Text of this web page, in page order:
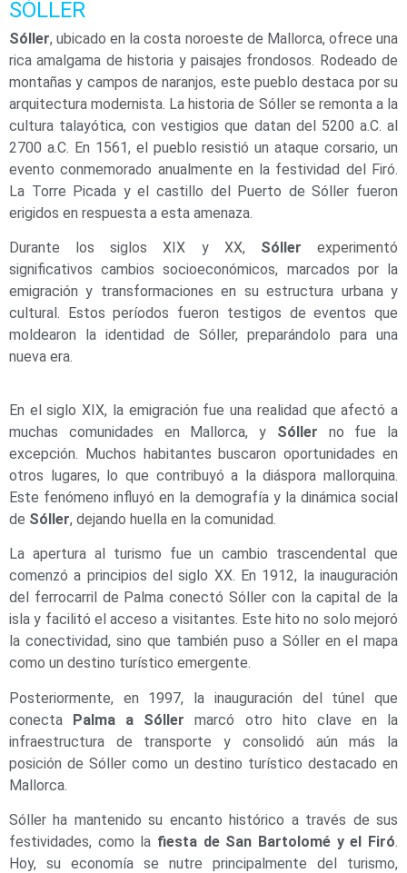
SÓLLER
Sóller, ubicado en la costa noroeste de Mallorca, ofrece una
rica amalgama de historia y paisajes frondosos. Rodeado de
montañas y campos de naranjos, este pueblo destaca por su
arquitectura modernista. La historia de Sóller se remonta a la
cultura talayótica, con vestigios que datan del 5200 a.C. al
2700 a.C. En 1561, el pueblo resistió un ataque corsario, un
evento conmemorado anualmente en la festividad del Firó.
La Torre Picada y el castillo del Puerto de Sóller fueron
erigidos en respuesta a esta amenaza.
Durante los siglos XIX y XX, Sóllerexperimentó
significativos cambios socioeconómicos, marcados por la
emigración y transformaciones en su estructura urbana y
cultural. Estos períodos fueron testigos de eventos que
moldearon la identidad de Sóller, preparándolo para una
nueva era.
En el siglo XIX, la emigración fue una realidad que afectó a
muchas comunidades en Mallorca, y Sóller no fue la
excepción. Muchos habitantes buscaron oportunidades en
otros lugares, lo que contribuyó a la diáspora mallorquina.
Este fenómeno influyó en la demografía y la dinámica social
de Sóller, dejando huella en la comunidad.
La apertura al turismo fue un cambio trascendental que
comenzó a principios del siglo XX. En 1912, la inauguración
del ferrocarril de Palma conectó Sóller con la capital de la
isla y facilitó el acceso a visitantes. Este hito no solo mejoró
la conectividad, sino que también puso a Sóller en el mapa
como un destino turístico emergente.
Posteriormente, en 1997, la inauguración del túnel que
conecta Palma a Sóller marcó otro hito clave en la
infraestructura de transporte y consolidó aún más la
posición de Sóller como un destino turístico destacado en
Mallorca.
Sóller ha mantenido su encanto histórico a través de sus
festividades, como la fiesta de San Bartolomé y el Firó.
Hoy, su economía se nutre principalmente del turismo,